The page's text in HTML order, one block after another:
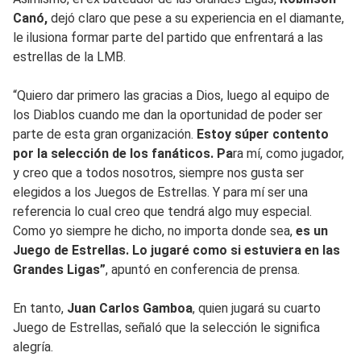
Canó, dejó claro que pese a su experiencia en el diamante,
le ilusiona formar parte del partido que enfrentará a las
estrellas de la LMB.
“Quiero dar primero las gracias a Dios, luego al equipo de
los Diablos cuando me dan la oportunidad de poder ser
parte de esta gran organización. Estoy súper contento
por la selección de los fanáticos. Para mí, como jugador,
y creo que a todos nosotros, siempre nos gusta ser
elegidos a los Juegos de Estrellas. Y para mí ser una
referencia lo cual creo que tendrá algo muy especial.
Como yo siempre he dicho, no importa donde sea, es un
Juego de Estrellas. Lo jugaré como si estuviera en las
Grandes Ligas”, apuntó en conferencia de prensa.
En tanto, Juan Carlos Gamboa, quien jugará su cuarto
Juego de Estrellas, señaló que la selección le significa
alegría.